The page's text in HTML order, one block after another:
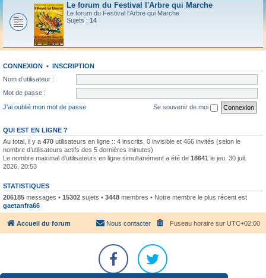
Le forum du Festival l'Arbre qui Marche
Le forum du Festival l'Arbre qui Marche
Sujets : 14
CONNEXION • INSCRIPTION
Nom d’utilisateur :
Mot de passe :
J’ai oublié mon mot de passe
Se souvenir de moi
QUI EST EN LIGNE ?
Au total, il y a 470 utilisateurs en ligne :: 4 inscrits, 0 invisible et 466 invités (selon le
nombre d’utilisateurs actifs des 5 dernières minutes)
Le nombre maximal d’utilisateurs en ligne simultanément a été de 18641 le jeu. 30 juil.
2026, 20:53
STATISTIQUES
206185 messages • 15302 sujets • 3448 membres • Notre membre le plus récent est
gaetanfra66
Accueil du forum Fuseau horaire sur UTC+02:00
Nous contacter